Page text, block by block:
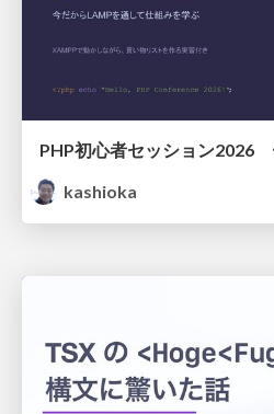
kashioka